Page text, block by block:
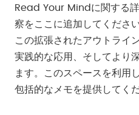
Read Your Mindに関する
察をここに追加してください
この拡張されたアウトライ
実践的な応用、そしてより
ます。このスペースを利用
包括的なメモを提供してくだ